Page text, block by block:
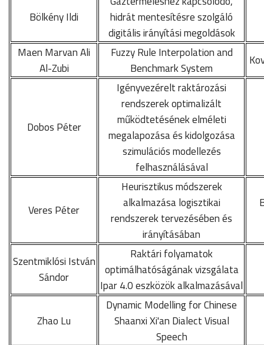
Bölkény Ildi
hidrát mentesítésre szolgáló
digitális irányítási megoldások
Maen Marvan Ali
Al-Zubi
Fuzzy Rule Interpolation and
Benchmark System
Dobos Péter
Igényvezérelt raktározási
rendszerek optimalizált
működtetésének elméleti
megalapozása és kidolgozása
szimulációs modellezés
felhasználásával
Veres Péter
Heurisztikus módszerek
alkalmazása logisztikai
rendszerek tervezésében és
irányításában
Szentmiklósi István
Sándor
Raktári folyamatok
optimálhatóságának vizsgálata
Ipar 4.0 eszközök alkalmazásával
Zhao Lu
Dynamic Modelling for Chinese
Shaanxi Xi'an Dialect Visual
Speech